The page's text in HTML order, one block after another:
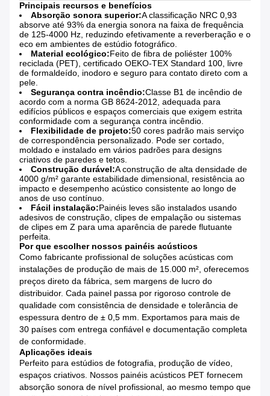
Principais recursos e benefícios
Absorção sonora superior:A classificação NRC 0,93
absorve até 93% da energia sonora na faixa de frequência
de 125-4000 Hz, reduzindo efetivamente a reverberação e o
eco em ambientes de estúdio fotográfico.
Material ecológico:Feito de fibra de poliéster 100%
reciclada (PET), certificado OEKO-TEX Standard 100, livre
de formaldeído, inodoro e seguro para contato direto com a
pele.
Segurança contra incêndio:Classe B1 de incêndio de
acordo com a norma GB 8624-2012, adequada para
edifícios públicos e espaços comerciais que exigem estrita
conformidade com a segurança contra incêndio.
Flexibilidade de projeto:50 cores padrão mais serviço
de correspondência personalizado. Pode ser cortado,
moldado e instalado em vários padrões para designs
criativos de paredes e tetos.
Construção durável:A construção de alta densidade de
4000 g/m² garante estabilidade dimensional, resistência ao
impacto e desempenho acústico consistente ao longo de
anos de uso contínuo.
Fácil instalação:Painéis leves são instalados usando
adesivos de construção, clipes de empalação ou sistemas
de clipes em Z para uma aparência de parede flutuante
perfeita.
Por que escolher nossos painéis acústicos
Como fabricante profissional de soluções acústicas com
instalações de produção de mais de 15.000 m², oferecemos
preços direto da fábrica, sem margens de lucro do
distribuidor. Cada painel passa por rigoroso controle de
qualidade com consistência de densidade e tolerância de
espessura dentro de ± 0,5 mm. Exportamos para mais de
30 países com entrega confiável e documentação completa
de conformidade.
Aplicações ideais
Perfeito para estúdios de fotografia, produção de vídeo,
espaços criativos. Nossos painéis acústicos PET fornecem
absorção sonora de nível profissional, ao mesmo tempo que